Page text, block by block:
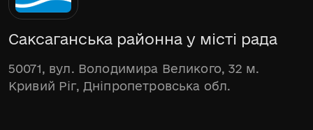
Саксаганська районна у місті рада
50071, вул. Володимира Великого, 32 м.
Кривий Ріг, Дніпропетровська обл.